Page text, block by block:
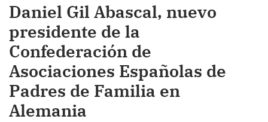
Daniel Gil Abascal, nuevo
presidente de la
Confederación de
Asociaciones Españolas de
Padres de Familia en
Alemania